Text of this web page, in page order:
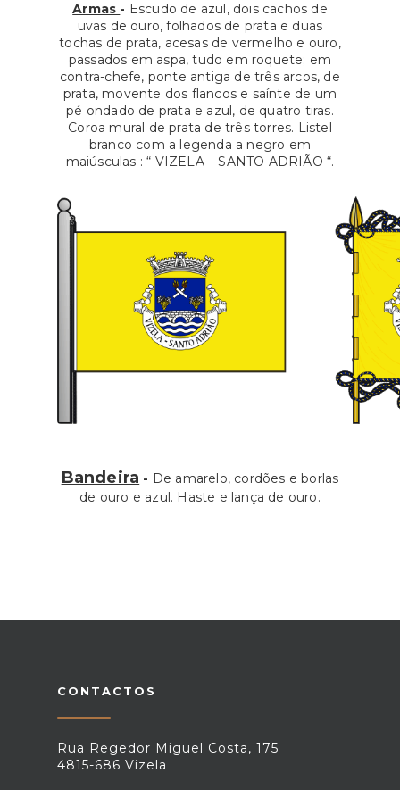
Armas - Escudo de azul, dois cachos de
uvas de ouro, folhados de prata e duas
tochas de prata, acesas de vermelho e ouro,
passados em aspa, tudo em roquete; em
contra-chefe, ponte antiga de três arcos, de
prata, movente dos flancos e saínte de um
pé ondado de prata e azul, de quatro tiras.
Coroa mural de prata de três torres. Listel
branco com a legenda a negro em
maiúsculas : “ VIZELA – SANTO ADRIÃO “.
Bandeira - De amarelo, cordões e borlas
de ouro e azul. Haste e lança de ouro.
CONTACTOS
Rua Regedor Miguel Costa, 175
4815-686 Vizela